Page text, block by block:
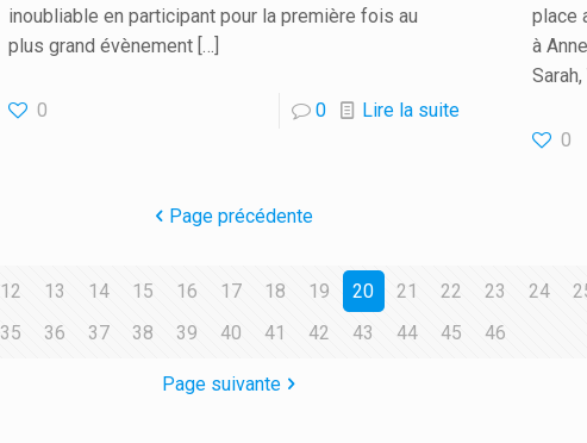
inoubliable en participant pour la première fois au
plus grand évènement […]
0 0 Lire la suite
place
à
Sarah,
0
Page précédente
12 13 14 15 16 17 18 19 20 21 22 23 24
35 36 37 38 39 40 41 42 43 44 45 46
Page suivante